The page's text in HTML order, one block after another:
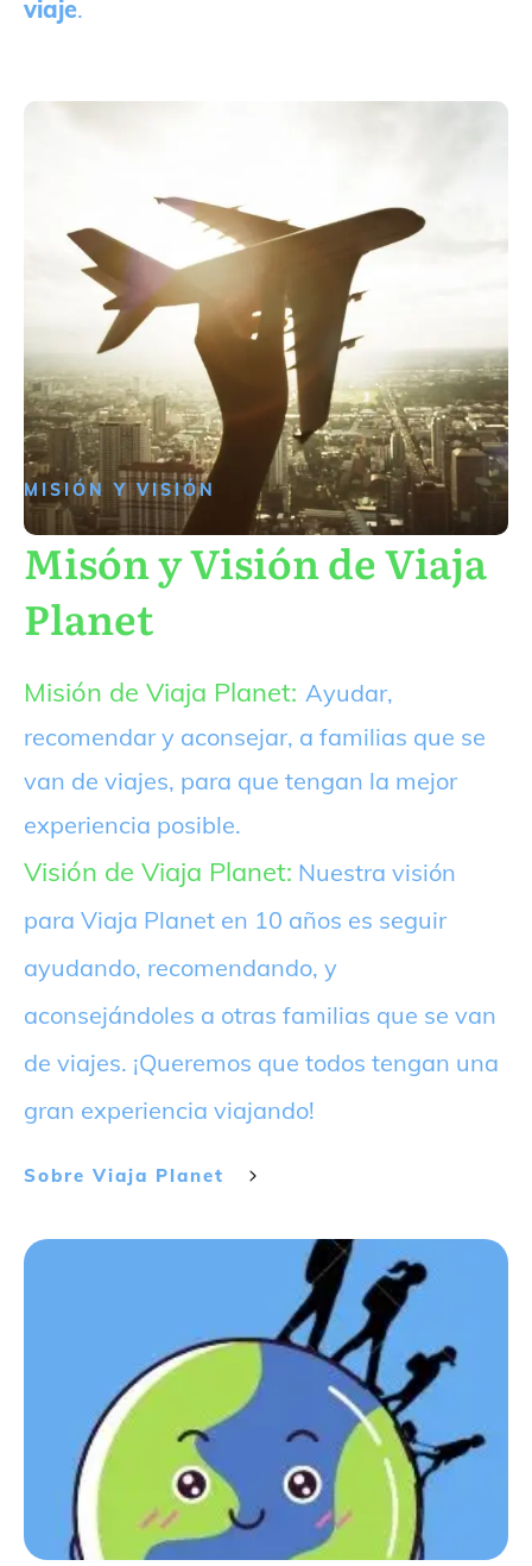
viaje.
MISIÓN Y VISIÓN
Misón y Visión de Viaja
Planet
Misión de Viaja Planet: Ayudar,
recomendar y aconsejar, a familias que se
van de viajes, para que tengan la mejor
experiencia posible.
Visión de Viaja Planet: Nuestra visión
para Viaja Planet en 10 años es seguir
ayudando, recomendando, y
aconsejándoles a otras familias que se van
de viajes. ¡Queremos que todos tengan una
gran experiencia viajando!
Sobre Viaja Planet